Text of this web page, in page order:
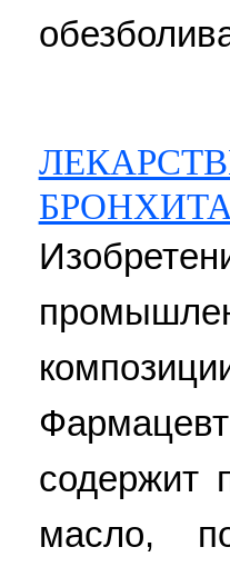
содержит
масло,